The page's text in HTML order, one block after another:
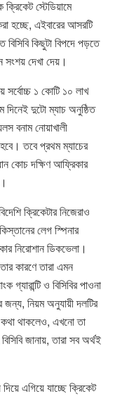
স্টেডিয়ামে
হচ্ছে, এইবারের আসরটি
কিছুটা বিপদে পড়তে
সংশয় দেখা দেয়।
সর্বোচ্চ ১ কোটি ১০ লাখ
দিনেই দুটো ম্যাচ অনুষ্ঠিত
বনাম নোয়াখালী
তবে প্রথম ম্যাচের
কোচ দক্ষিণ আফ্রিকার
ক্রিকেটার নিজেরাও
লেগ স্পিনার
নিরোশান ডিকভেলা।
কারণে তারা এমন
গ্যারান্টি ও বিসিবির পাওনা
নিয়ম অনুযায়ী দলটির
থাকলেও, এখনো তা
জানায়, তারা সব অর্থই
এগিয়ে যাচ্ছে ক্রিকেট